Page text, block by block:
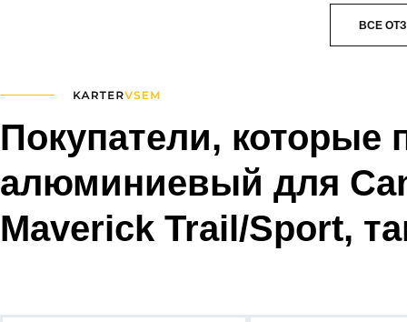
ВСЕ
Покупатели, которые
алюминиевый для
Maverick Trail/Sport,